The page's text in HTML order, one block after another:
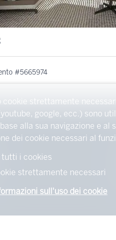
#5665974
cookie strettamente
google, ecc.) sono
alla sua navigazione e al
dei cookie necessari al
tutti i cookies
strettamente necessari
sull'uso dei cookie